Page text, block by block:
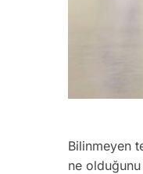
Bilinmeyen
ne